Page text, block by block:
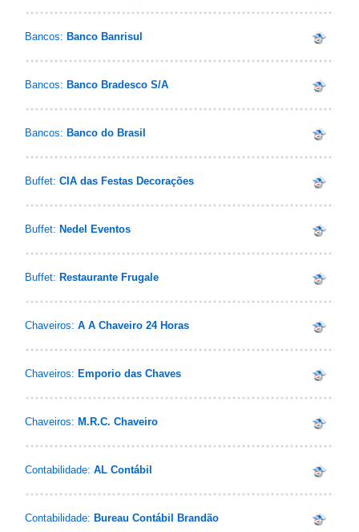
Bancos: Banco Banrisul
Bancos: Banco Bradesco S/A
Bancos: Banco do Brasil
Buffet: CIA das Festas Decorações
Buffet: Nedel Eventos
Buffet: Restaurante Frugale
Chaveiros: A A Chaveiro 24 Horas
Chaveiros: Emporio das Chaves
Chaveiros: M.R.C. Chaveiro
Contabilidade: AL Contábil
Contabilidade: Bureau Contábil Brandão